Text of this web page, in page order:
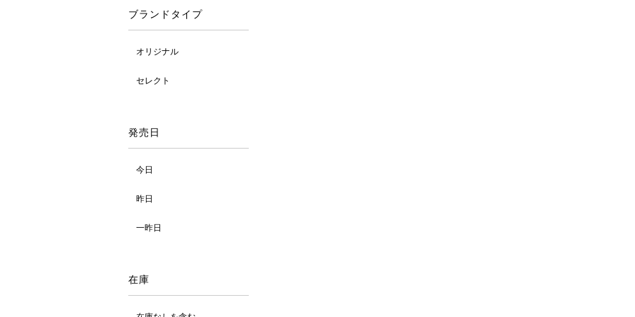
ブランドタイプ
オリジナル
セレクト
発売日
今日
昨日
一昨日
在庫